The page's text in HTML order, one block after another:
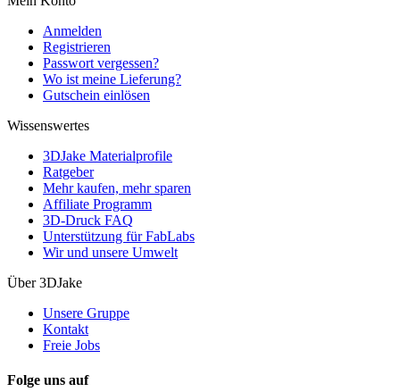
Anmelden
Registrieren
Passwort vergessen?
Wo ist meine Lieferung?
Gutschein einlösen
Wissenswertes
3DJake Materialprofile
Ratgeber
Mehr kaufen, mehr sparen
Affiliate Programm
3D-Druck FAQ
Unterstützung für FabLabs
Wir und unsere Umwelt
Über 3DJake
Unsere Gruppe
Kontakt
Freie Jobs
Folge uns auf